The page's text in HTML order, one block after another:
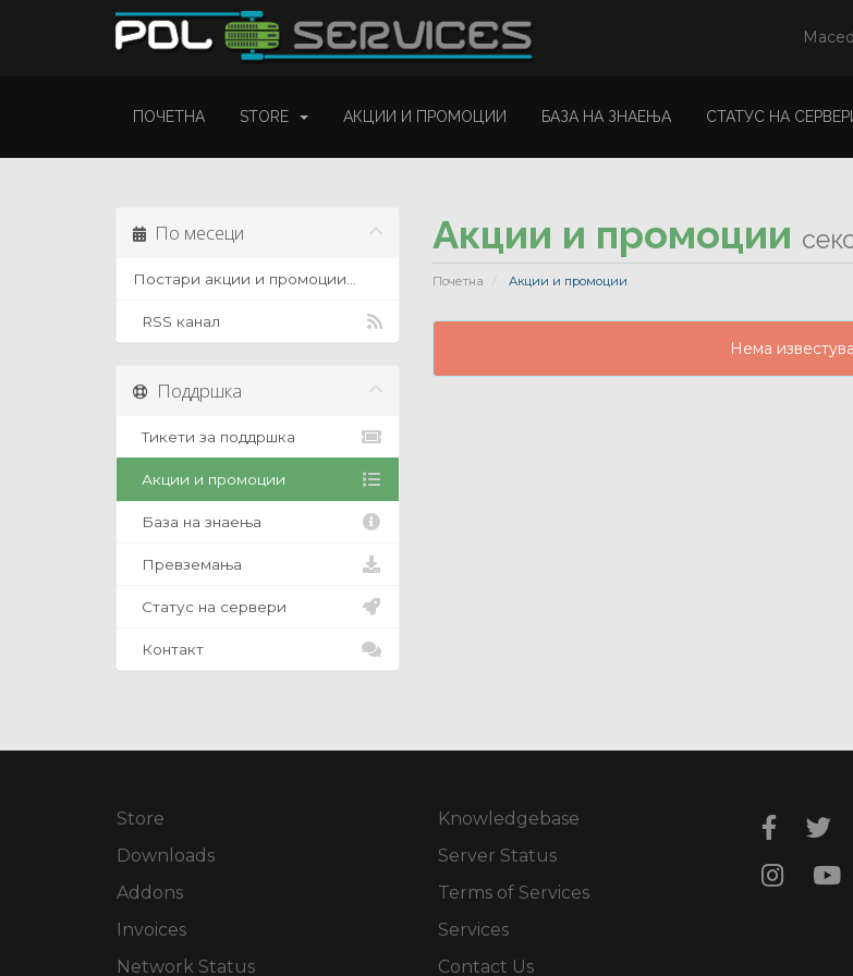
ПОЧЕТНА STORE АКЦИИ И ПРОМОЦИИ БАЗА НА ЗНАЕЊА СТАТУС НА
Акции и промоции
Почетна Акции и промоции
По месеци
Постари акции и промоции...
RSS канал
Нема
Поддршка
Тикети за поддршка
Акции и промоции
База на знаења
Превземања
Статус на сервери
Контакт
Store
Downloads
Addons
Invoices
Network Status
Knowledgebase
Server Status
Terms of Services
Services
Contact Us